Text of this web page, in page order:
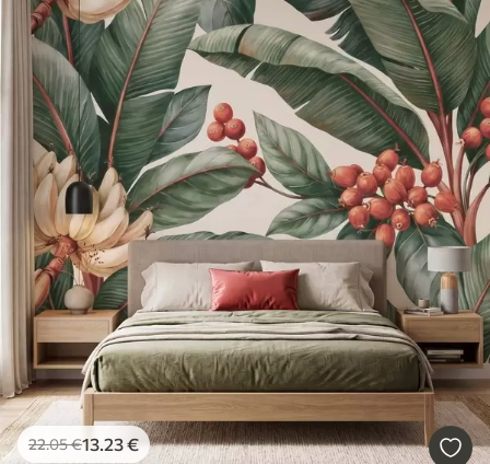
22.05€13.23€